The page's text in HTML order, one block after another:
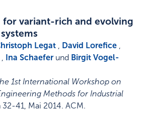
for variant-rich and evolving
Legat , David Lorefice ,
, Ina Schaefer und Birgit Vogel-
1st International Workshop on
Methods for Industrial
32-41, Mai 2014.ACM.